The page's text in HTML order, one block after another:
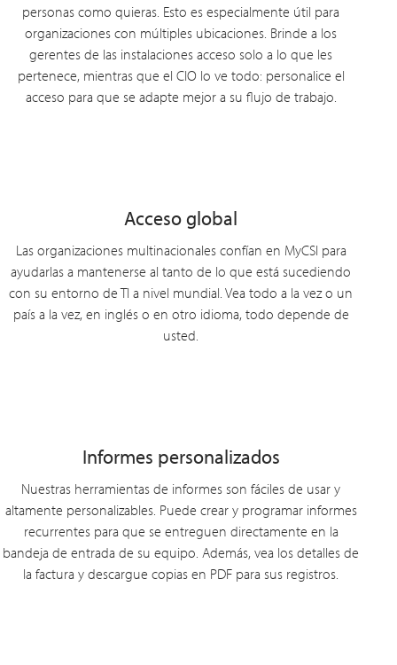
personas como quieras. Esto es especialmente útil para
organizaciones con múltiples ubicaciones. Brinde a los
gerentes de las instalaciones acceso solo a lo que les
pertenece, mientras que el CIO lo ve todo: personalice el
acceso para que se adapte mejor a su flujo de trabajo.
Acceso global
Las organizaciones multinacionales confían en MyCSI para
ayudarlas a mantenerse al tanto de lo que está sucediendo
con su entorno de TI a nivel mundial. Vea todo a la vez o un
país a la vez, en inglés o en otro idioma, todo depende de
usted.
Informes personalizados
Nuestras herramientas de informes son fáciles de usar y
altamente personalizables. Puede crear y programar informes
recurrentes para que se entreguen directamente en la
bandeja de entrada de su equipo. Además, vea los detalles de
la factura y descargue copias en PDF para sus registros.